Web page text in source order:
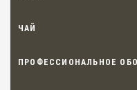
ЧАЙ
ПРОФЕССИОНАЛЬНОЕ